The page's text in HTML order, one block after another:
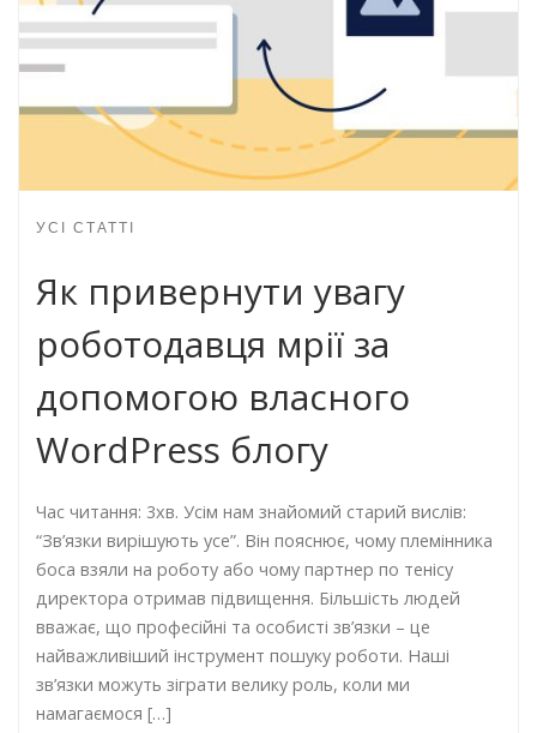
УСІ СТАТТІ
Як привернути увагу
роботодавця мрії за
допомогою власного
WordPress блогу
Час читання: 3хв. Усім нам знайомий старий вислів:
“Зв’язки вирішують усе”. Він пояснює, чому племінника
боса взяли на роботу або чому партнер по тенісу
директора отримав підвищення. Більшість людей
вважає, що професійні та особисті зв’язки – це
найважливіший інструмент пошуку роботи. Наші
зв’язки можуть зіграти велику роль, коли ми
намагаємося […]